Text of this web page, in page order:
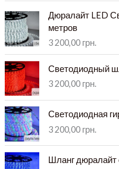
Дюралайт LED
метров
3 200,00 грн.
Светодиодный
3 200,00 грн.
Светодиодная
3 200,00 грн.
Шланг дюралайт